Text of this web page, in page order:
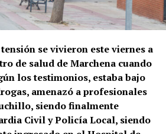
se vivieron este viernes a
de salud de Marchena cuando
los testimonios, estaba bajo
amenazó a profesionales
siendo finalmente
Civil y Policía Local, siendo